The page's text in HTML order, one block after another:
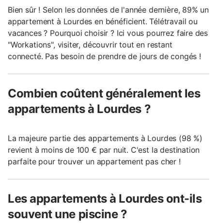
Bien sûr ! Selon les données de l'année dernière, 89% un
appartement à Lourdes en bénéficient. Télétravail ou
vacances ? Pourquoi choisir ? Ici vous pourrez faire des
"Workations", visiter, découvrir tout en restant
connecté. Pas besoin de prendre de jours de congés !
Combien coûtent généralement les
appartements à Lourdes ?
La majeure partie des appartements à Lourdes (98 %)
revient à moins de 100 € par nuit. C'est la destination
parfaite pour trouver un appartement pas cher !
Les appartements à Lourdes ont-ils
souvent une piscine ?